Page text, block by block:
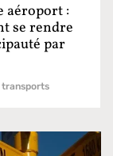
aéroport :
se rendre
par
transports